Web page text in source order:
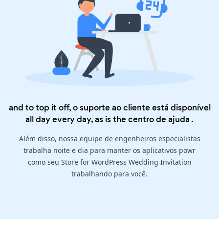
and to top it off, o suporte ao cliente está disponível
all day every day, as is thecentro de ajuda .
Além disso, nossa equipe de engenheiros especialistas
trabalha noite e dia para manter os aplicativos powr
como seu Store for WordPress Wedding Invitation
trabalhando para você.